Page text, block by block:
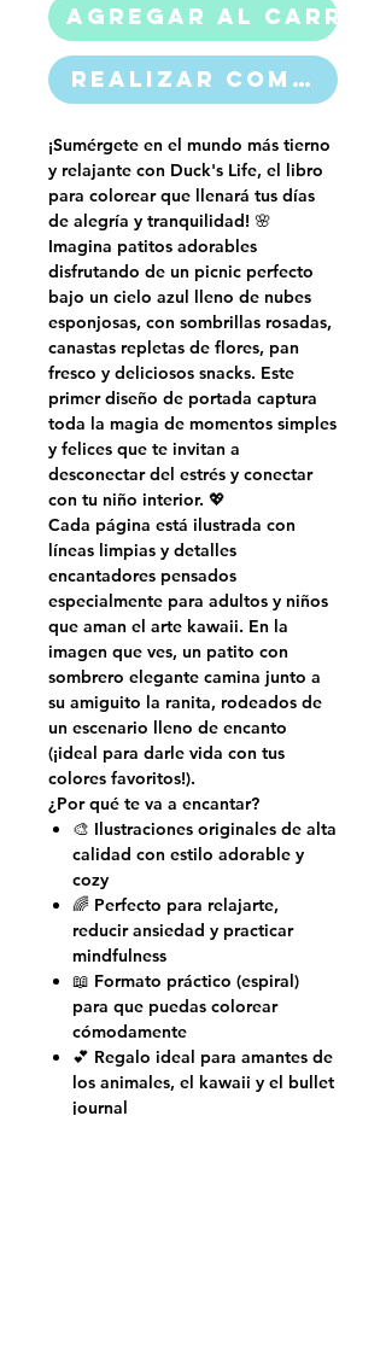
Agregar al carrito
Realizar compra
¡Sumérgete en el mundo más tierno
y relajante con Duck's Life, el libro
para colorear que llenará tus días
de alegría y tranquilidad! 🌸
Imagina patitos adorables
disfrutando de un picnic perfecto
bajo un cielo azul lleno de nubes
esponjosas, con sombrillas rosadas,
canastas repletas de flores, pan
fresco y deliciosos snacks. Este
primer diseño de portada captura
toda la magia de momentos simples
y felices que te invitan a
desconectar del estrés y conectar
con tu niño interior. 💖
Cada página está ilustrada con
líneas limpias y detalles
encantadores pensados
especialmente para adultos y niños
que aman el arte kawaii. En la
imagen que ves, un patito con
sombrero elegante camina junto a
su amiguito la ranita, rodeados de
un escenario lleno de encanto
(¡ideal para darle vida con tus
colores favoritos!).
¿Por qué te va a encantar?
🎨 Ilustraciones originales de alta
calidad con estilo adorable y
cozy
🌈 Perfecto para relajarte,
reducir ansiedad y practicar
mindfulness
📖 Formato práctico (espiral)
para que puedas colorear
cómodamente
💕 Regalo ideal para amantes de
los animales, el kawaii y el bullet
journal